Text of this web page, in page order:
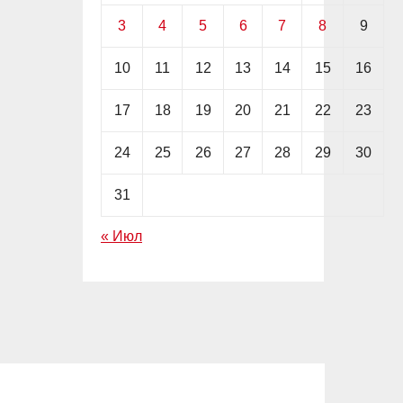
3 4 5 6 7 8 9
10 11 12 13 14 15 16
17 18 19 20 21 22 23
24 25 26 27 28 29 30
31
« Июл